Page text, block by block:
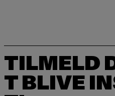
TILMELD
T BLIVE